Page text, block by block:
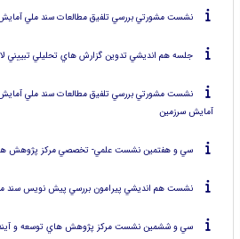
نشست مشورتي بررسي تلفيق مطالعات سند ملي
جلسه هم انديشي تدوين گزارش هاي تحليلي تبييني
نشست مشورتي بررسي تلفيق مطالعات سند ملي
آمايش سرزمين
سي و هفتمين نشست علمي- تخصصي مركز پژوهش
نشست هم انديشي پيرامون بررسي پيش نويس سند
سي و ششمين نشست مركز پژوهش هاي توسعه و